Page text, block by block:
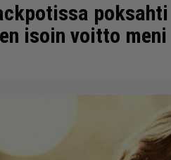
isoin voitto meni